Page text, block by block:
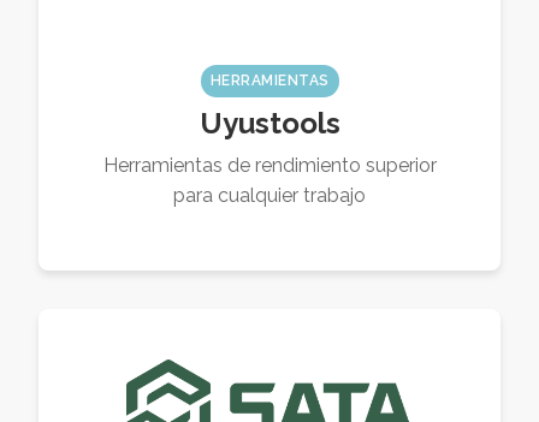
HERRAMIENTAS
Uyustools
Herramientas de rendimiento superior
para cualquier trabajo